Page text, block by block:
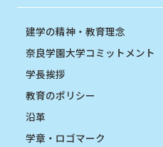
建学の精神・教育理念
奈良学園大学コミットメント
学長挨拶
教育のポリシー
沿革
学章・ロゴマーク